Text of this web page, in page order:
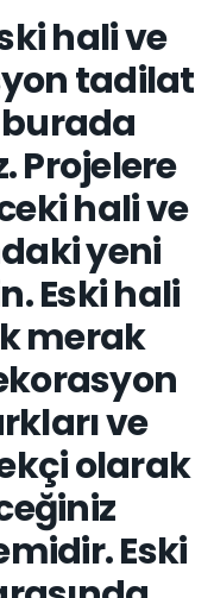
hali ve
tadilat
Projelere
hali ve
yeni
Eski hali
merak
ve
olarak
Eski